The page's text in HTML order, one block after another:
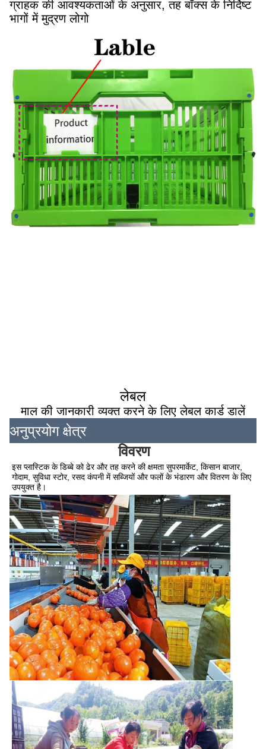
ग्राहक की आवश्यकताओं के अनुसार, तह बॉक्स के निर्दिष्ट
भागों में मुद्रण लोगो
लेबल
माल की जानकारी व्यक्त करने के लिए लेबल कार्ड डालें
अनुप्रयोग क्षेत्र
विवरण
इस प्लास्टिक के डिब्बे को ढेर और तह करने की क्षमता सुपरमार्केट, किसान बाजार,
गोदाम, सुविधा स्टोर, रसद कंपनी में सब्जियों और फलों के भंडारण और वितरण के लिए
उपयुक्त है।